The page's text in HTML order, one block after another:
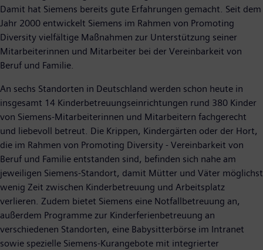
Damit hat Siemens bereits gute Erfahrungen gemacht. Seit dem
Jahr 2000 entwickelt Siemens im Rahmen von Promoting
Diversity vielfältige Maßnahmen zur Unterstützung seiner
Mitarbeiterinnen und Mitarbeiter bei der Vereinbarkeit von
Beruf und Familie.
An sechs Standorten in Deutschland werden schon heute in
insgesamt 14 Kinderbetreuungseinrichtungen rund 380 Kinder
von Siemens-Mitarbeiterinnen und Mitarbeitern fachgerecht
und liebevoll betreut. Die Krippen, Kindergärten oder der Hort,
die im Rahmen von Promoting Diversity - Vereinbarkeit von
Beruf und Familie entstanden sind, befinden sich nahe am
jeweiligen Siemens-Standort, damit Mütter und Väter möglichst
wenig Zeit zwischen Kinderbetreuung und Arbeitsplatz
verlieren. Zudem bietet Siemens eine Notfallbetreuung an,
außerdem Programme zur Kinderferienbetreuung an
verschiedenen Standorten, eine Babysitterbörse im Intranet
sowie spezielle Siemens-Kurangebote mit integrierter